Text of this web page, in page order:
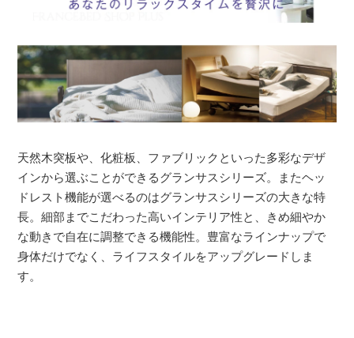
天然木突板や、化粧板、ファブリックといった多彩なデザ
インから選ぶことができるグランサスシリーズ。またヘッ
ドレスト機能が選べるのはグランサスシリーズの大きな特
長。細部までこだわった高いインテリア性と、きめ細やか
な動きで自在に調整できる機能性。豊富なラインナップで
身体だけでなく、ライフスタイルをアップグレードしま
す。